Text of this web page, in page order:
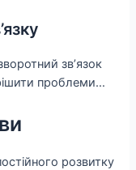
зв’язок
проблеми…
розвитку